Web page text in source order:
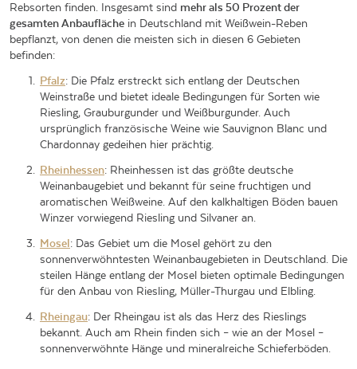
Rebsorten finden. Insgesamt sind mehr als 50 Prozent der
gesamten Anbaufläche in Deutschland mit Weißwein-Reben
bepflanzt, von denen die meisten sich in diesen 6 Gebieten
befinden:
Pfalz: Die Pfalz erstreckt sich entlang der Deutschen
Weinstraße und bietet ideale Bedingungen für Sorten wie
Riesling, Grauburgunder und Weißburgunder. Auch
ursprünglich französische Weine wie Sauvignon Blanc und
Chardonnay gedeihen hier prächtig.
Rheinhessen: Rheinhessen ist das größte deutsche
Weinanbaugebiet und bekannt für seine fruchtigen und
aromatischen Weißweine. Auf den kalkhaltigen Böden bauen
Winzer vorwiegend Riesling und Silvaner an.
Mosel: Das Gebiet um die Mosel gehört zu den
sonnenverwöhntesten Weinanbaugebieten in Deutschland. Die
steilen Hänge entlang der Mosel bieten optimale Bedingungen
für den Anbau von Riesling, Müller-Thurgau und Elbling.
Rheingau: Der Rheingau ist als das Herz des Rieslings
bekannt. Auch am Rhein finden sich – wie an der Mosel –
sonnenverwöhnte Hänge und mineralreiche Schieferböden.